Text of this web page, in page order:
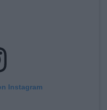
Instagram